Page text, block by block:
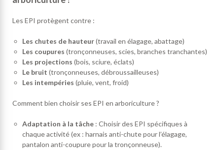
Les EPI protègent contre :
Les chutes de hauteur(travail en élagage, abattage)
Les coupures (tronçonneuses, scies, branches tranchantes)
Les projections (bois, sciure, éclats)
Le bruit (tronçonneuses, débroussailleuses)
Les intempéries (pluie, vent, froid)
Comment bien choisir ses EPI en arboriculture ?
Adaptation à la tâche : Choisir des EPI spécifiques à
chaque activité (ex : harnais anti-chute pour l’élagage,
pantalon anti-coupure pour la tronçonneuse).